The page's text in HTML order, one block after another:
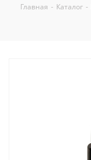
Главная - Каталог -